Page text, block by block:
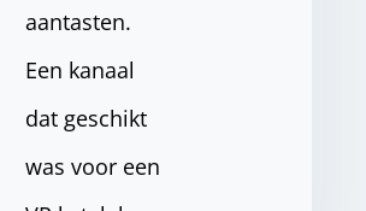
aantasten.
Een kanaal
dat geschikt
was voor een